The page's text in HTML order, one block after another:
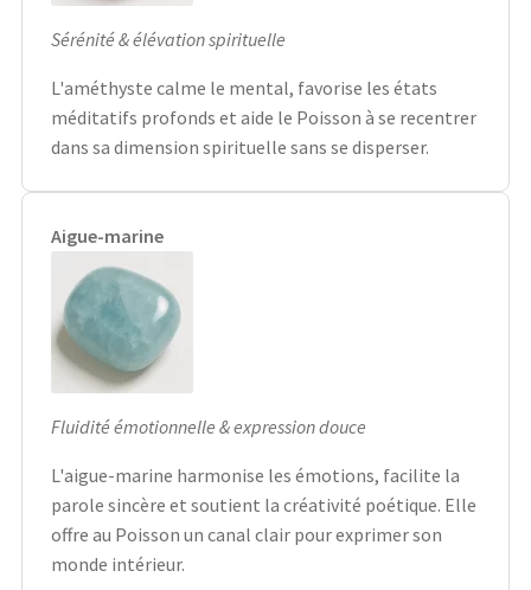
Sérénité & élévation spirituelle
L'améthyste calme le mental, favorise les états
méditatifs profonds et aide le Poisson à se recentrer
dans sa dimension spirituelle sans se disperser.
Aigue-marine
Fluidité émotionnelle & expression douce
L'aigue-marine harmonise les émotions, facilite la
parole sincère et soutient la créativité poétique. Elle
offre au Poisson un canal clair pour exprimer son
monde intérieur.